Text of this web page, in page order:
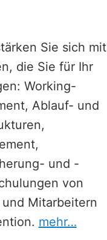
Sie sich mit
die Sie für Ihr
Working-
Ablauf- und
und -
von
Mitarbeitern
mehr…